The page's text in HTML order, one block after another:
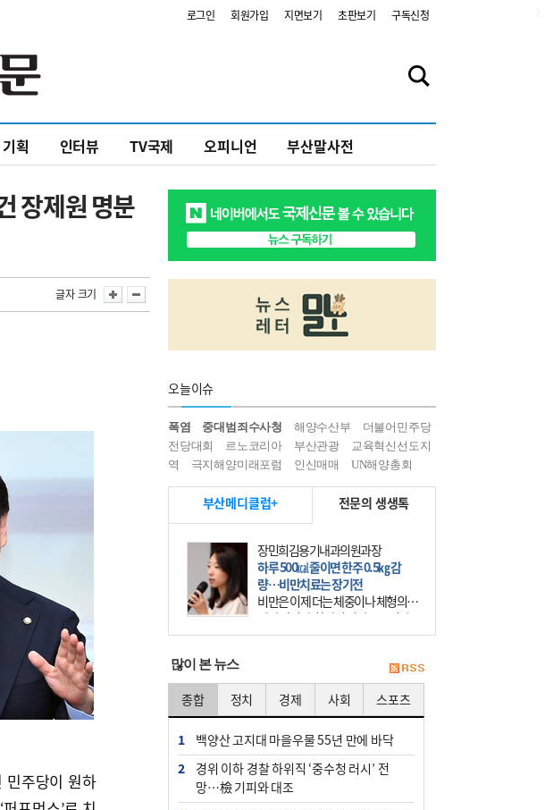
로그인 회원가입 지면보기 초판보기 구독신청
기획 인터뷰 TV국제 오피니언 부산말사전
장제원 명분
글자 크기
민주당이 원하
오늘이슈
폭염 중대범죄수사청 해양수산부
더불어민주당
전당대회
르노코리아 부산관광
교육혁신선도지
역
극지해양미래포럼 인신매매 UN해양총회
부산메디클럽+ 전문의 생생톡
장민희김용기내과의원과장
하루 500㎉ 줄이면 한주 0.5㎏ 감
량…비만치료는 장기전
비만은 이제 더는 체중이나 체형의 문
제가 아니다. 하나의 질병으로 인지
하고 치료와 관리를 해야 한다. 세계
많이 본 뉴스
종합 정치 경제 사회 스포츠
1
백양산 고지대 마을우물 55년 만에 바닥
2
경위 이하 경찰 하위직 ‘중수청 러시’ 전
망…檢 기피와 대조